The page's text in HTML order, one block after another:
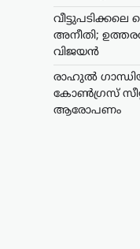
അനീതി;
വിജയൻ
രാഹുൽ
കോൺഗ്രസ്
ആരോപണം